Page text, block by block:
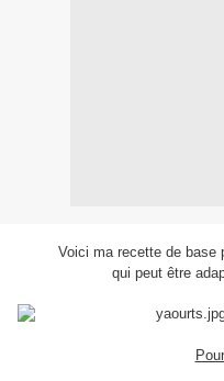
Voici ma recette de base
qui peut être